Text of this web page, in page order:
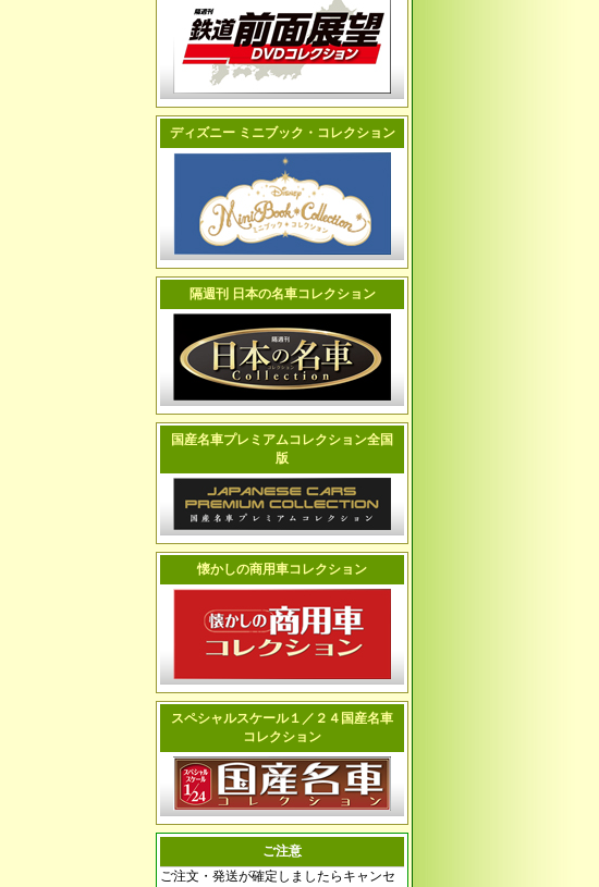
ディズニー ミニブック・コレクション
隔週刊 日本の名車コレクション
国産名車プレミアムコレクション全国
版
懐かしの商用車コレクション
スペシャルスケール１／２４国産名車
コレクション
ご注意
ご注文・発送が確定しましたらキャンセ